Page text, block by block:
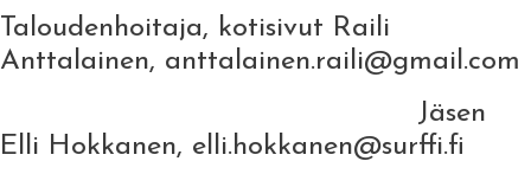
Taloudenhoitaja, kotisivut Raili
Anttalainen, anttalainen.raili@gmail.com
Jäsen
Elli Hokkanen, elli.hokkanen@surffi.fi